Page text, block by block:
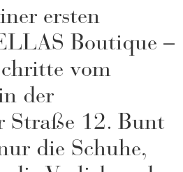
ersten
Boutique –
vom
der
Straße 12. Bunt
die Schuhe,